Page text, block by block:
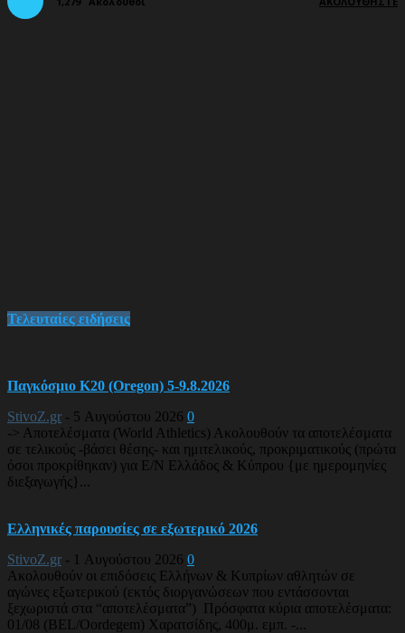
Τελευταίες ειδήσεις
Παγκόσμιο Κ20 (Oregon) 5-9.8.2026
StivoZ.gr - 5 Αυγούστου 2026 0
-> Αποτελέσματα (World Athletics) Ακολουθούν τα αποτελέσματα
σε τελικούς -βάσει θέσης- και ημιτελικούς, προκριματικούς (πρώτα
όσοι προκρίθηκαν) για Ε/Ν Ελλάδος & Κύπρου {με ημερομηνίες
διεξαγωγής}...
Ελληνικές παρουσίες σε εξωτερικό 2026
StivoZ.gr - 1 Αυγούστου 2026 0
Ακολουθούν οι επιδόσεις Ελλήνων & Κυπρίων αθλητών σε
αγώνες εξωτερικού (εκτός διοργανώσεων που εντάσσονται
ξεχωριστά στα “αποτελέσματα”) Πρόσφατα κύρια αποτελέσματα:
01/08 (BEL/Oordegem) Χαρατσίδης, 400μ. εμπ. -...